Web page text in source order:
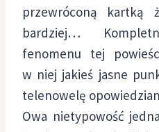
przewróconą kartką
bardziej…
fenomenu tej
w niej jakieś jasne
telenowelę
Owa nietypowość